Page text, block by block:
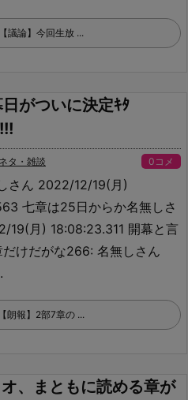
【議論】今回生放 ...
がついに決定ｷﾀ
ネタ・雑談 0コメ
さん 2022/12/19(月)
七章は25日からか名無しさ
19(月) 18:08:23.311 開幕と言
だけだがな266: 名無しさん
朗報】2部7章の ...
、まともに読める章が